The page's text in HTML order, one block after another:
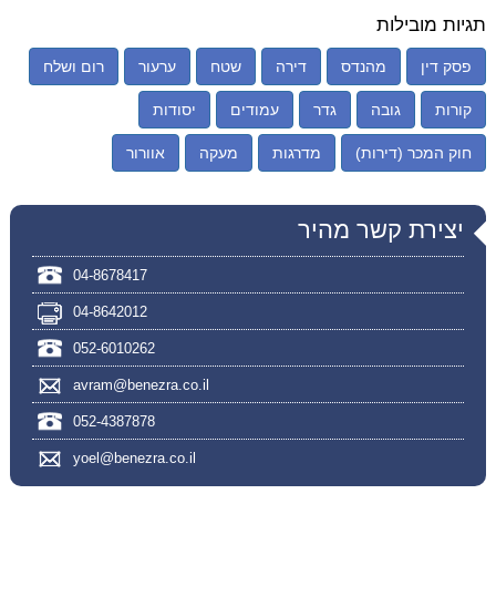
תגיות מובילות
פסק דין מהנדס דירה שטח ערעור רום ושלח
קורות גובה גדר עמודים יסודות
חוק המכר (דירות) מדרגות מעקה אוורור
יצירת קשר מהיר
04-8678417
04-8642012
052-6010262
avram@benezra.co.il
052-4387878
yoel@benezra.co.il